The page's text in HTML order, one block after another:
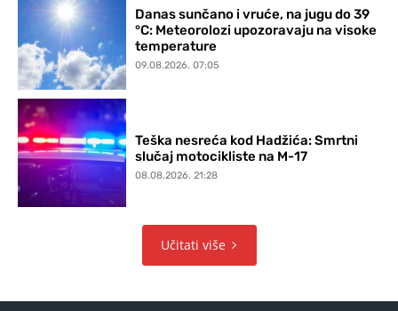
Danas sunčano i vruće, na jugu do 39
°C: Meteorolozi upozoravaju na visoke
temperature
09.08.2026. 07:05
Teška nesreća kod Hadžića: Smrtni
slučaj motocikliste na M-17
08.08.2026. 21:28
Učitati više